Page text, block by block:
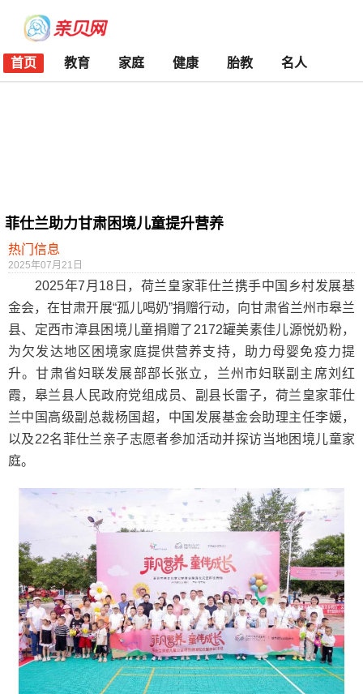
首页 教育 家庭 健康 胎教 名人
菲仕兰助力甘肃困境儿童提升营养
热门信息
2025年07月21日
2025年7月18日，荷兰皇家菲仕兰携手中国乡村发展基
金会，在甘肃开展“孤儿喝奶”捐赠行动，向甘肃省兰州市皋兰
县、定西市漳县困境儿童捐赠了2172罐美素佳儿源悦奶粉，
为欠发达地区困境家庭提供营养支持，助力母婴免疫力提
升。甘肃省妇联发展部部长张立，兰州市妇联副主席刘红
霞，皋兰县人民政府党组成员、副县长雷子，荷兰皇家菲仕
兰中国高级副总裁杨国超，中国发展基金会助理主任李媛，
以及22名菲仕兰亲子志愿者参加活动并探访当地困境儿童家
庭。